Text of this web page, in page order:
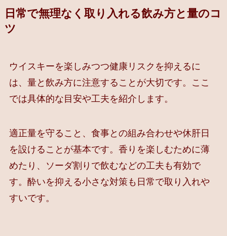
日常で無理なく取り入れる飲み方と量のコ
ツ
ウイスキーを楽しみつつ健康リスクを抑えるに
は、量と飲み方に注意することが大切です。ここ
では具体的な目安や工夫を紹介します。
適正量を守ること、食事との組み合わせや休肝日
を設けることが基本です。香りを楽しむために薄
めたり、ソーダ割りで飲むなどの工夫も有効で
す。酔いを抑える小さな対策も日常で取り入れや
すいです。